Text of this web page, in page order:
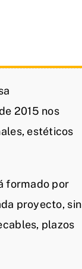
2015 nos
estéticos
formado por
proyecto, sin
plazos